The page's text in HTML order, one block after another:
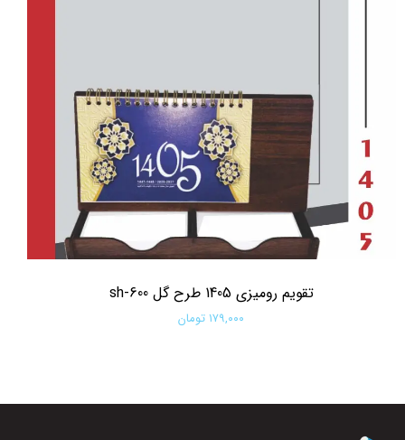
تقویم رومیزی 1405 طرح گل sh-600
۱۷۹,۰۰۰ تومان